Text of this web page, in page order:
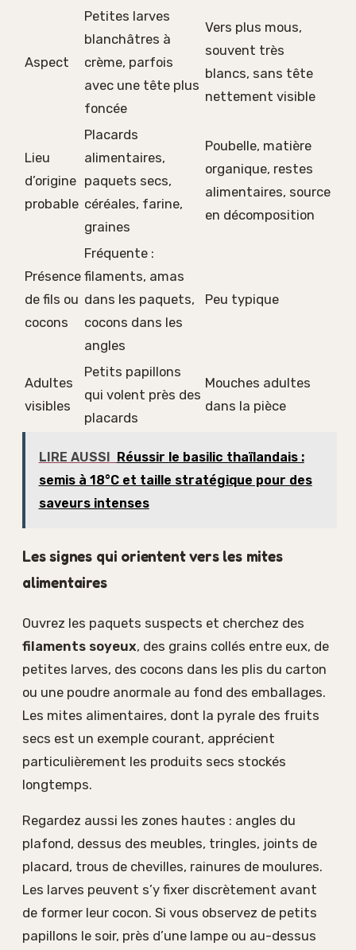
Aspect
Petites larves
blanchâtres à
crème, parfois
avec une tête plus
foncée
Vers plus mous,
souvent très
blancs, sans tête
nettement visible
Lieu
d’origine
probable
Placards
alimentaires,
paquets secs,
céréales, farine,
graines
Poubelle, matière
organique, restes
alimentaires, source
en décomposition
Présence
de fils ou
cocons
Fréquente :
filaments, amas
dans les paquets,
cocons dans les
angles
Peu typique
Adultes
visibles
Petits papillons
qui volent près des
placards
Mouches adultes
dans la pièce
LIRE AUSSI Réussir le basilic thaïlandais :
semis à 18°C et taille stratégique pour des
saveurs intenses
Les signes qui orientent vers les mites
alimentaires
Ouvrez les paquets suspects et cherchez des
filaments soyeux, des grains collés entre eux, de
petites larves, des cocons dans les plis du carton
ou une poudre anormale au fond des emballages.
Les mites alimentaires, dont la pyrale des fruits
secs est un exemple courant, apprécient
particulièrement les produits secs stockés
longtemps.
Regardez aussi les zones hautes : angles du
plafond, dessus des meubles, tringles, joints de
placard, trous de chevilles, rainures de moulures.
Les larves peuvent s’y fixer discrètement avant
de former leur cocon. Si vous observez de petits
papillons le soir, près d’une lampe ou au-dessus